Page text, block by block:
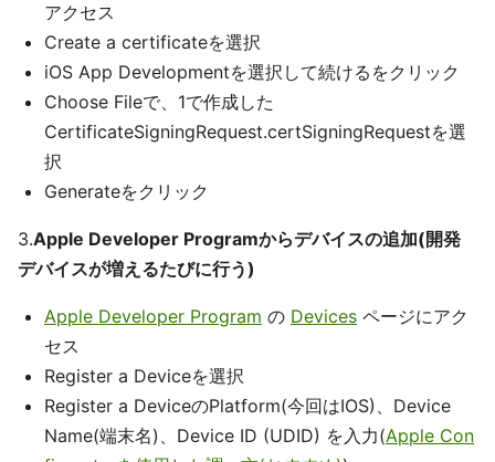
アクセス
Create a certificateを選択
iOS App Developmentを選択して続けるをクリック
Choose Fileで、1で作成した
CertificateSigningRequest.certSigningRequestを選
択
Generateをクリック
3.Apple Developer Programからデバイスの追加(開発
デバイスが増えるたびに行う)
Apple Developer Program の Devices ページにアク
セス
Register a Deviceを選択
Register a DeviceのPlatform(今回はIOS)、Device
Name(端末名)、Device ID (UDID) を入力(Apple Con